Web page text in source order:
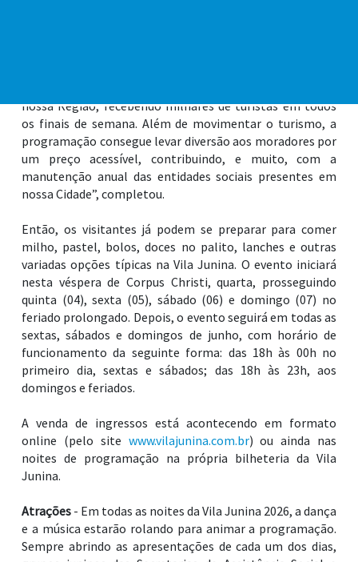
nossa Região, recebendo milhares de turistas em todos
os finais de semana. Além de movimentar o turismo, a
programação consegue levar diversão aos moradores por
um preço acessível, contribuindo, e muito, com a
manutenção anual das entidades sociais presentes em
nossa Cidade”, completou.
Então, os visitantes já podem se preparar para comer
milho, pastel, bolos, doces no palito, lanches e outras
variadas opções típicas na Vila Junina. O evento iniciará
nesta véspera de Corpus Christi, quarta, prosseguindo
quinta (04), sexta (05), sábado (06) e domingo (07) no
feriado prolongado. Depois, o evento seguirá em todas as
sextas, sábados e domingos de junho, com horário de
funcionamento da seguinte forma: das 18h às 00h no
primeiro dia, sextas e sábados; das 18h às 23h, aos
domingos e feriados.
A venda de ingressos está acontecendo em formato
online (pelo site www.vilajunina.com.br) ou ainda nas
noites de programação na própria bilheteria da Vila
Junina.
Atrações - Em todas as noites da Vila Junina 2026, a dança
e a música estarão rolando para animar a programação.
Sempre abrindo as apresentações de cada um dos dias,